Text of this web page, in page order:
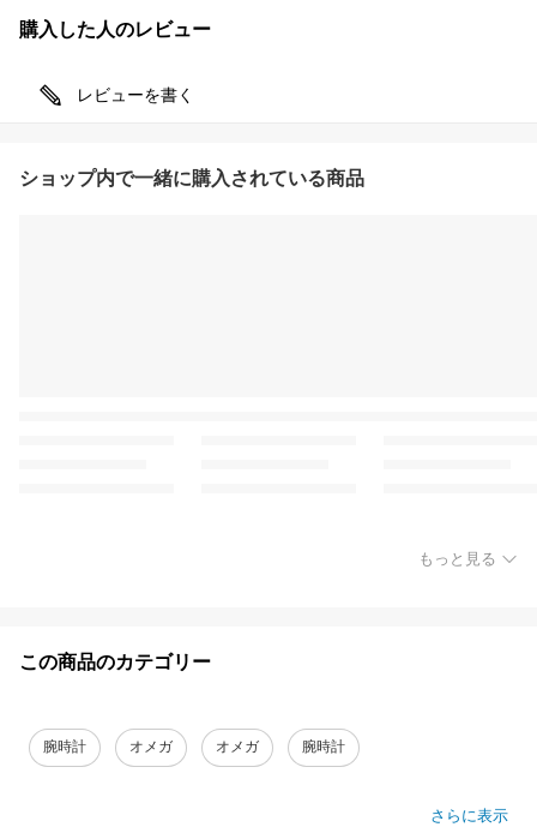
購入した人のレビュー
レビューを書く
ショップ内で一緒に購入されている商品
もっと見る
この商品のカテゴリー
腕時計 オメガ オメガ 腕時計
さらに表示